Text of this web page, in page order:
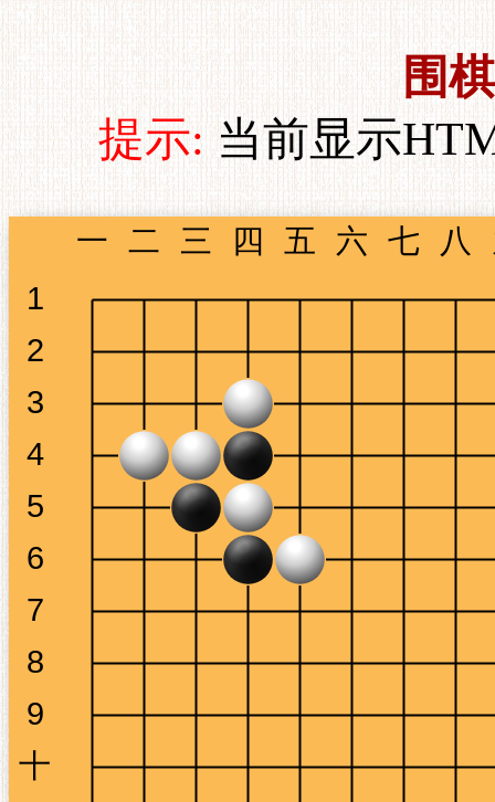
围
提示:当前显示